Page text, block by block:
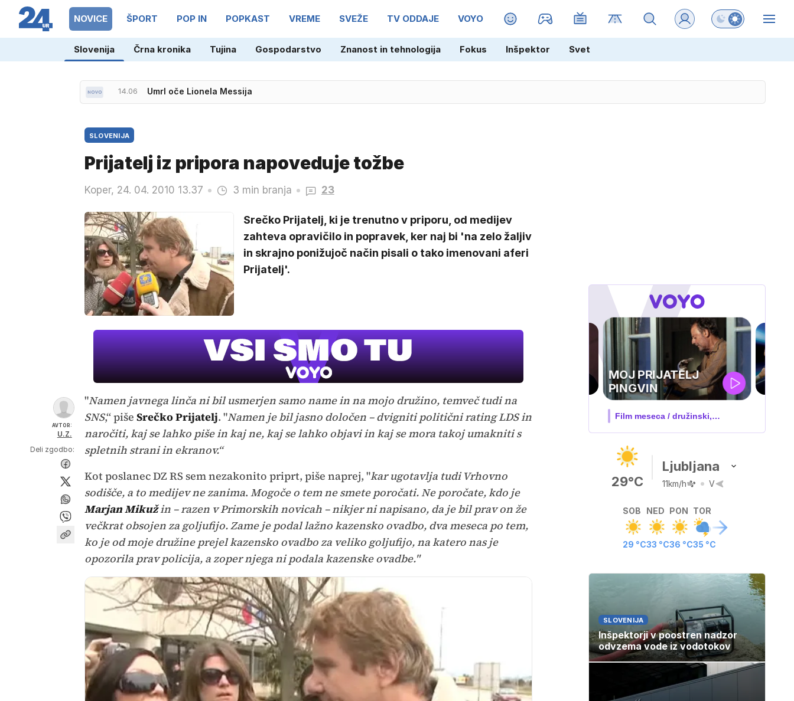
NOVICE ŠPORT POP IN POPKAST VREME SVEŽE TV ODDAJE VOYO MAGAZIN Preklopi barvni
Slovenija Črna kronika Tujina Gospodarstvo Znanost in tehnologija Fokus Inšpektor Svet
14.06 Umrl oče Lionela Messija
SLOVENIJA
Prijatelj iz pripora napoveduje tožbe
Koper, 24. 04. 2010 13.37 3 min branja 23
Srečko Prijatelj, ki je trenutno v priporu, od medijev
zahteva opravičilo in popravek, ker naj bi 'na zelo žaljiv
in skrajno ponižujoč način pisali o tako imenovani aferi
Prijatelj'.
AVTOR:
U.Z.
Deli zgodbo:
"Namen javnega linča ni bil usmerjen samo name in na mojo družino, temveč tudi na
SNS,“ piše Srečko Prijatelj. "Namen je bil jasno določen – dvigniti politični rating LDS in
naročiti, kaj se lahko piše in kaj ne, kaj se lahko objavi in kaj se mora takoj umakniti s
spletnih strani in ekranov.“
Kot poslanec DZ RS sem nezakonito priprt, piše naprej, "kar ugotavlja tudi Vrhovno
sodišče, a to medijev ne zanima. Mogoče o tem ne smete poročati. Ne poročate, kdo je
Marjan Mikužin – razen v Primorskih novicah – nikjer ni napisano, da je bil prav on že
večkrat obsojen za goljufijo. Zame je podal lažno kazensko ovadbo, dva meseca po tem,
ko je od moje družine prejel kazensko ovadbo za veliko goljufijo, na katero nas je
opozorila prav policija, a zoper njega ni podala kazenske ovadbe."
UEFA
SUPERPOKAL
V živo na VOYO: sreda ob 20.30
29°C
Ljubljana
11km/h V
SOB
29 °C
NED
33 °C
PON
36 °C
TOR
35 °C
SLOVENIJA
Inšpektorji v poostren nadzor
odvzema vode iz vodotokov